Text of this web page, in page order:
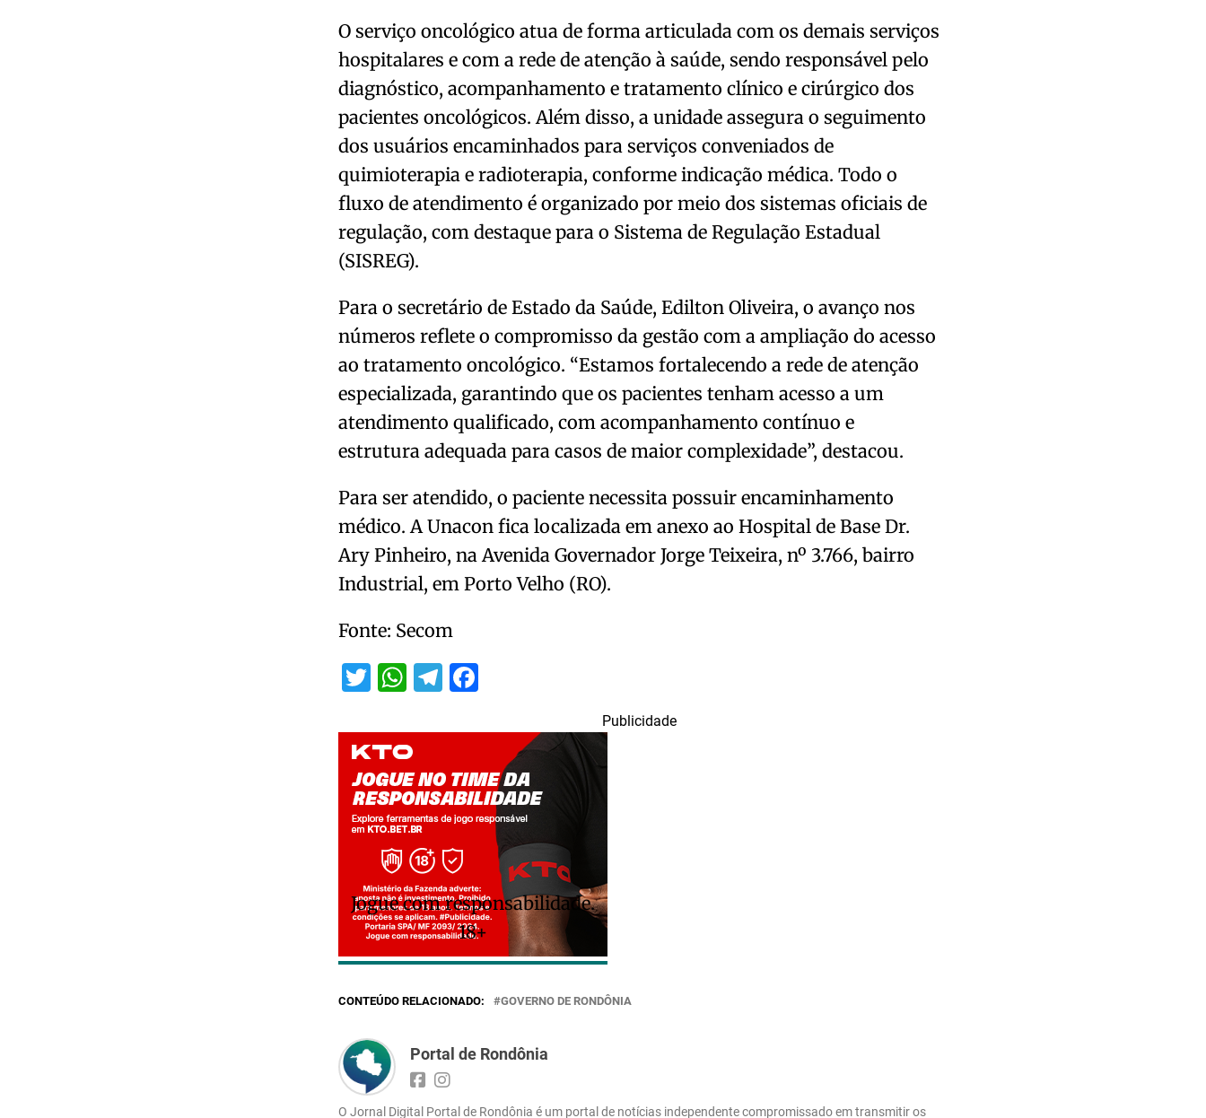
O serviço oncológico atua de forma articulada com os demais serviços
hospitalares e com a rede de atenção à saúde, sendo responsável pelo
diagnóstico, acompanhamento e tratamento clínico e cirúrgico dos
pacientes oncológicos. Além disso, a unidade assegura o seguimento
dos usuários encaminhados para serviços conveniados de
quimioterapia e radioterapia, conforme indicação médica. Todo o
fluxo de atendimento é organizado por meio dos sistemas oficiais de
regulação, com destaque para o Sistema de Regulação Estadual
(SISREG).
Para o secretário de Estado da Saúde, Edilton Oliveira, o avanço nos
números reflete o compromisso da gestão com a ampliação do acesso
ao tratamento oncológico. “Estamos fortalecendo a rede de atenção
especializada, garantindo que os pacientes tenham acesso a um
atendimento qualificado, com acompanhamento contínuo e
estrutura adequada para casos de maior complexidade”, destacou.
Para ser atendido, o paciente necessita possuir encaminhamento
médico. A Unacon fica localizada em anexo ao Hospital de Base Dr.
Ary Pinheiro, na Avenida Governador Jorge Teixeira, nº 3.766, bairro
Industrial, em Porto Velho (RO).
Fonte: Secom
Twitter
WhatsApp
Telegram
Publicidade
Jogue com responsabilidade.
18+
CONTEÚDO RELACIONADO: GOVERNO DE RONDÔNIA
Portal de Rondônia
O Jornal Digital Portal de Rondônia é um portal de notícias independente compromissado em transmitir os